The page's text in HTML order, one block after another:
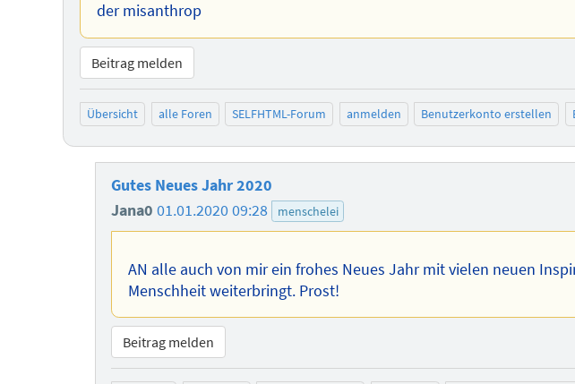
der misanthrop
Beitrag melden
Übersicht alle Foren SELFHTML-Forum anmelden Benutzerkonto erstellen
Gutes Neues Jahr 2020
Jana001.01.2020 09:28 menschelei
AN alle auch von mir ein frohes Neues Jahr mit vielen neuen
Menschheit weiterbringt. Prost!
Beitrag melden